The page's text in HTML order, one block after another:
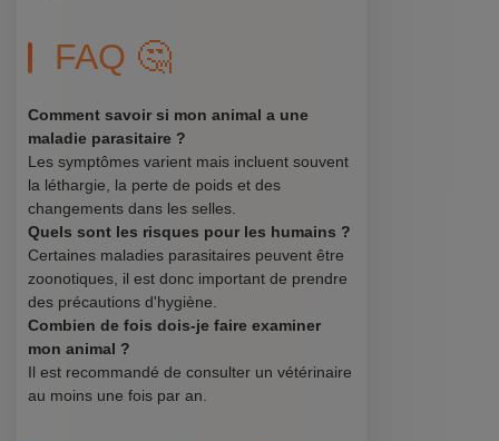
FAQ 🤔
Comment savoir si mon animal a une
maladie parasitaire ?
Les symptômes varient mais incluent souvent
la léthargie, la perte de poids et des
changements dans les selles.
Quels sont les risques pour les humains ?
Certaines maladies parasitaires peuvent être
zoonotiques, il est donc important de prendre
des précautions d'hygiène.
Combien de fois dois-je faire examiner
mon animal ?
Il est recommandé de consulter un vétérinaire
au moins une fois par an.